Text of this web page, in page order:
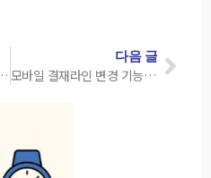
각이 곧 시업 시각이어야 한다
다음 글
모바일 결재라인 변경 기능 개선